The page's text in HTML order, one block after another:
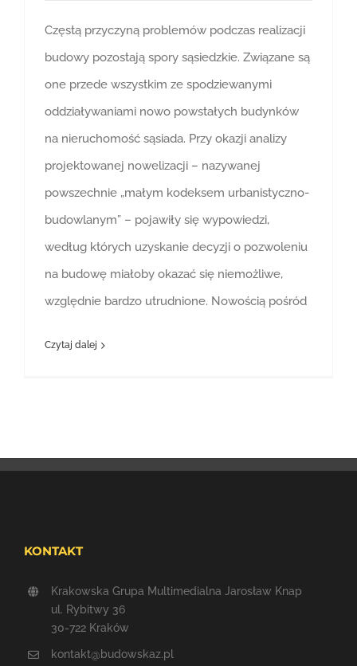
Częstą przyczyną problemów podczas realizacji
budowy pozostają spory sąsiedzkie. Związane są
one przede wszystkim ze spodziewanymi
oddziaływaniami nowo powstałych budynków
na nieruchomość sąsiada. Przy okazji analizy
projektowanej nowelizacji – nazywanej
powszechnie „małym kodeksem urbanistyczno-
budowlanym” – pojawiły się wypowiedzi,
według których uzyskanie decyzji o pozwoleniu
na budowę miałoby okazać się niemożliwe,
względnie bardzo utrudnione. Nowością pośród
Czytaj dalej
KONTAKT
Krakowska Grupa Multimedialna Jarosław Knap
ul. Rybitwy 36
30-722 Kraków
kontakt@budowskaz.pl